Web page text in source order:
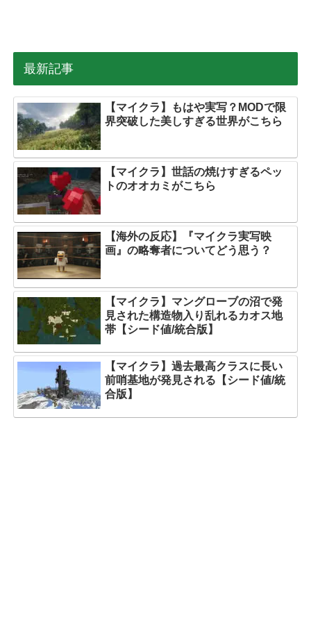
最新記事
【マイクラ】もはや実写？MODで限
界突破した美しすぎる世界がこちら
【マイクラ】世話の焼けすぎるペッ
トのオオカミがこちら
【海外の反応】『マイクラ実写映
画』の略奪者についてどう思う？
【マイクラ】マングローブの沼で発
見された構造物入り乱れるカオス地
帯【シード値/統合版】
【マイクラ】過去最高クラスに長い
前哨基地が発見される【シード値/統
合版】